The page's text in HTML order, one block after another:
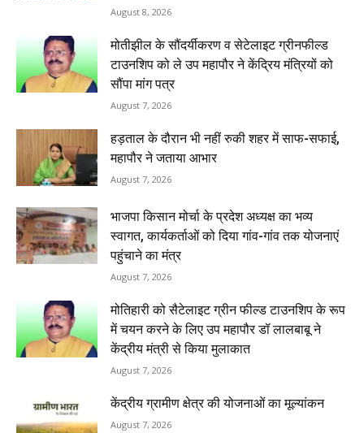
August 8, 2026
मोतीझील के सौंदर्यीकरण व सेटेलाइट ग्रीनफील्ड
टाउनशिप को ले उप महापौर ने केंद्रिय मंत्रियों को
सौंपा मांग पत्र
August 7, 2026
हड़ताल के दौरान भी नहीं रुकी शहर में साफ-सफाई,
महापौर ने जताया आभार
August 7, 2026
भाजपा किसान मोर्चा के प्रदेश अध्यक्ष का भव्य
स्वागत, कार्यकर्ताओं को दिया गांव-गांव तक योजनाएं
पहुंचाने का मंत्र
August 7, 2026
मोतिहारी को सैटेलाइट ग्रीन फील्ड टाउनशिप के रूप
में चयन करने के लिए उप महापौर डॉ लालबाबू ने
केंद्रीय मंत्री से किया मुलाकात
August 7, 2026
केंद्रीय ग्रामीण क्षेत्र की योजनाओं का मूल्यांकन
August 7, 2026